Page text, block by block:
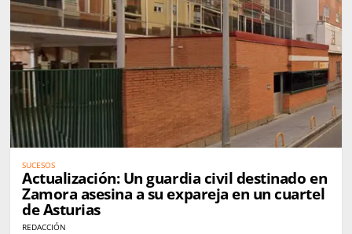
SUCESOS
Actualización: Un guardia civil destinado en
Zamora asesina a su expareja en un cuartel
de Asturias
REDACCIÓN